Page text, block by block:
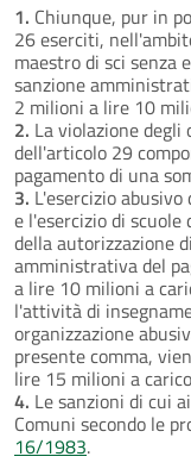
1. Chiunque, pur in
26 eserciti,
maestro di sci senza
sanzione
2 milioni a lire 10
2. La violazione
dell'articolo 29
pagamento di una
3. L'esercizio
e l'esercizio di
della autorizzazione
amministrativa del
a lire 10 milioni a
l'attività di
organizzazione
presente comma,
lire 15 milioni a
4. Le sanzioni di cui
Comuni secondo le
16/1983.